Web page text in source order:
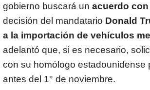
gobierno buscará unacuerdo
decisión del mandatario Donald
a la importación de vehículos
adelantó que, si es necesario,
con su homólogo estadounidense
antes del 1° de noviembre.